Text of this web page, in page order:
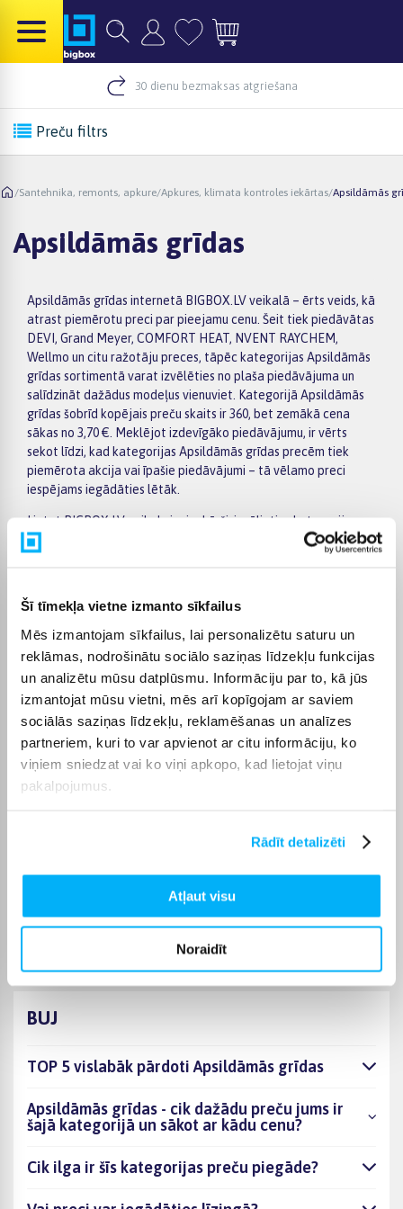
Šī tīmekļa vietne izmanto sīkfailus
Mēs izmantojam sīkfailus, lai personalizētu saturu un
reklāmas, nodrošinātu sociālo saziņas līdzekļu funkcijas
un analizētu mūsu datplūsmu. Informāciju par to, kā jūs
izmantojat mūsu vietni, mēs arī kopīgojam ar saviem
sociālās saziņas līdzekļu, reklamēšanas un analīzes
partneriem, kuri to var apvienot ar citu informāciju, ko
viņiem sniedzat vai ko viņi apkopo, kad lietojat viņu
pakalpojumus.
Rādīt detalizēti
Atļaut visu
Noraidīt
30 dienu bezmaksas atgriešana
Preču filtrs
/Santehnika, remonts, apkure/Apkures, klimata kontroles iekārtas/Apsildāmās
Apsildāmās grīdas
Apsildāmās grīdas internetā BIGBOX.LV veikalā – ērts veids, kā
atrast piemērotu preci par pieejamu cenu. Šeit tiek piedāvātas
DEVI, Grand Meyer, COMFORT HEAT, NVENT RAYCHEM,
Wellmo un citu ražotāju preces, tāpēc kategorijas Apsildāmās
grīdas sortimentā varat izvēlēties no plaša piedāvājuma un
salīdzināt dažādus modeļus vienuviet. Kategorijā Apsildāmās
grīdas šobrīd kopējais preču skaits ir 360, bet zemākā cena
sākas no 3,70 €. Meklējot izdevīgāko piedāvājumu, ir vērts
sekot līdzi, kad kategorijas Apsildāmās grīdas precēm tiek
piemērota akcija vai īpašie piedāvājumi – tā vēlamo preci
iespējams iegādāties lētāk.
Lietot BIGBOX.LV veikalu ir vienkārši: izvēlieties kategoriju
Apsildāmās grīdas, izmantojiet kreisajā pusē esošos filtrus pēc
piemērotāko variantu. Preču sarakstā un konkrētās preces
lapā ir pieejama svarīgākā informācija, tāpēc varat ātri
novērtēt tehniskos datus, piegādes termiņu un pirkuma
nosacījumus. Tas ļauj ērti iepirkties internetā, nesteidzīgi
salīdzinot dažādus kategorijā Apsildāmās grīdas pieejamos
BIGBOX.LV piedāvā iespēju par pirkumu norēķināties 6
vienādos maksājumos, tāpēc izvēlēto preci iespējams
iegādāties ērtāk, sadalot maksājumu vairākās daļās. Piegāde
ir pieejama visā Latvijā: piegāde uz pakomātiem maksā no 2,99
€, bet pasūtījumiem virs 499 € piegāde uz pakomātu ir bez
preces piegādes termiņš vienmēr ir norādīts konkrētās preces
norādītajā termiņā, lai pirkumu internetā varētu saņemt jums
ērtā veidā.
BUJ
TOP 5 vislabāk pārdoti Apsildāmās grīdas
Apsildāmās grīdas - cik dažādu preču jums ir
šajā kategorijā un sākot ar kādu cenu?
Cik ilga ir šīs kategorijas preču piegāde?